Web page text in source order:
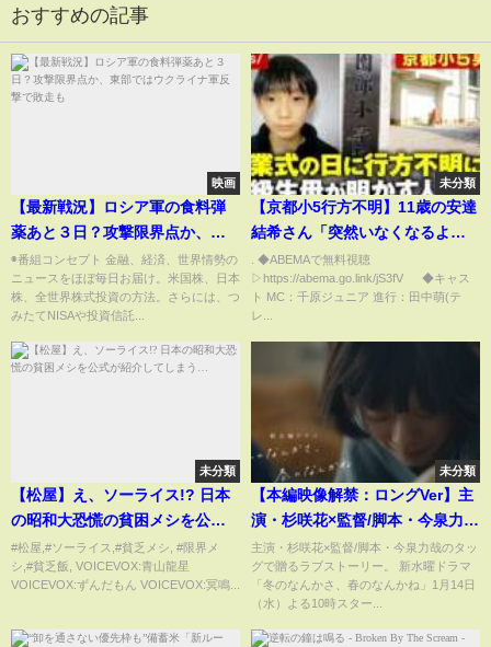
おすすめの記事
映画
【最新戦況】ロシア軍の食料弾
薬あと３日？攻撃限界点か、東
部ではウクライナ軍反撃で敗走
も
◉番組コンセプト 金融、経済、世界情勢の
ニュースをほぼ毎日お届け。米国株、日本
株、全世界株式投資の方法。さらには、つ
みたてNISAや投資信託...
未分類
【京都小5行方不明】11歳の安達
結希さん「突然いなくなるよう
な子ではない」校長謝罪も 卒業
式の日に何が…｜ABEMA的ニュ
ースショー
. ◆ABEMAで無料視聴
▷https://abema.go.link/jS3fV ◆キャス
ト MC：千原ジュニア 進行：田中萌(テ
レ...
未分類
【松屋】え、ソーライス!? 日本
の昭和大恐慌の貧困メシを公式
が紹介してしまう…
#松屋,#ソーライス,#貧乏メシ, #限界メ
シ,#貧乏飯, VOICEVOX:青山龍星
VOICEVOX:ずんだもん VOICEVOX:冥鳴...
未分類
【本編映像解禁：ロングVer】主
演・杉咲花×監督/脚本・今泉力哉
「冬のなんかさ、春のなんか
ね」 1月14日(水)よる10時スター
ト【日テレ系 新水曜ドラマ】
主演・杉咲花×監督/脚本・今泉力哉のタッ
グで贈るラブストーリー。 新水曜ドラマ
「冬のなんかさ、春のなんかね」1月14日
（水）よる10時スター...